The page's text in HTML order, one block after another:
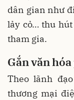
dân gian như
lảy cỏ… thu
tham gia.
Gắn văn
Theo lãnh
thương mại